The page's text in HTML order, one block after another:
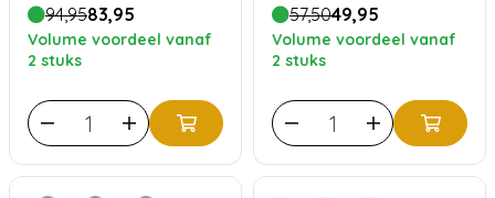
94,9583,95
Volume voordeel vanaf
2 stuks
57,5049,95
Volume voordeel vanaf
2 stuks